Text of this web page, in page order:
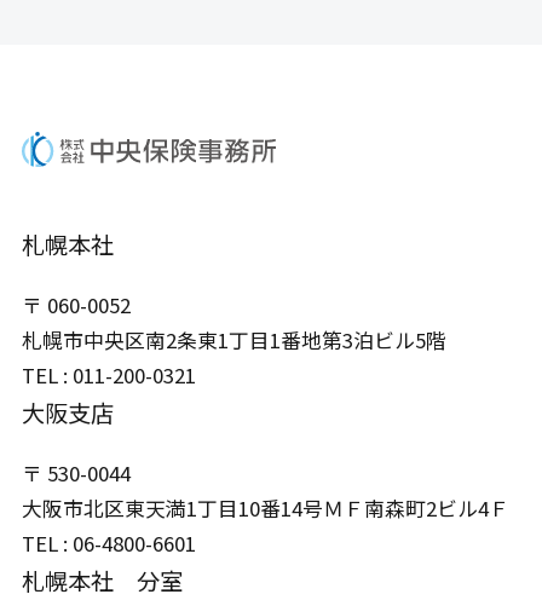
札幌本社
〒 060-0052
札幌市中央区南2条東1丁目1番地第3泊ビル5階
TEL : 011-200-0321
大阪支店
〒 530-0044
大阪市北区東天満1丁目10番14号ＭＦ南森町2ビル4Ｆ
TEL : 06-4800-6601
札幌本社 分室